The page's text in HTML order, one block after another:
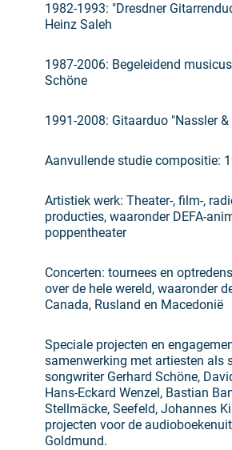
1982-1993: "Dresdner
Heinz Saleh
1987-2006: Begeleidend
Schöne
1991-2008: Gitaarduo "Nassler
Aanvullende studie compositie:
Artistiek werk: Theater-, film-,
producties, waaronder DEFA-
poppentheater
Concerten: tournees en
over de hele wereld, waaronder
Canada, Rusland en Macedonië
Speciale projecten en
samenwerking met artiesten als
songwriter Gerhard Schöne,
Hans-Eckard Wenzel, Bastian
Stellmäcke, Seefeld, Johannes
projecten voor de
Goldmund.